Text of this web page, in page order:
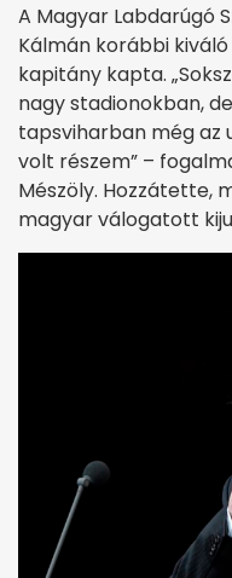
A Magyar Labdarúgó
Kálmán korábbi
kapitány kapta.
nagy stadionokban,
tapsviharban még az
volt részem” –
Mészöly. Hozzátette,
magyar válogatott